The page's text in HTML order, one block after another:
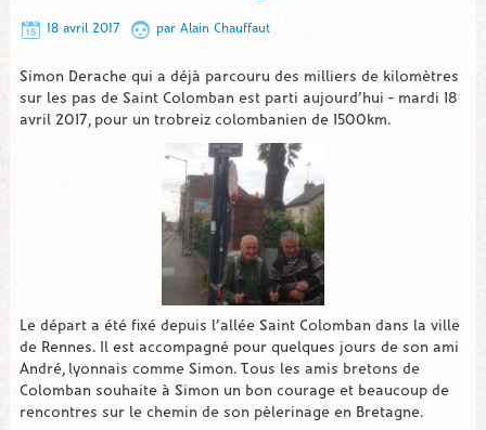
18 avril 2017 par Alain Chauffaut
Simon Derache qui a déjà parcouru des milliers de kilomètres
sur les pas de Saint Colomban est parti aujourd’hui – mardi 18
avril 2017, pour un trobreiz colombanien de 1500km.
Le départ a été fixé depuis l’allée Saint Colomban dans la ville
de Rennes. Il est accompagné pour quelques jours de son ami
André, lyonnais comme Simon. Tous les amis bretons de
Colomban souhaite à Simon un bon courage et beaucoup de
rencontres sur le chemin de son pèlerinage en Bretagne.